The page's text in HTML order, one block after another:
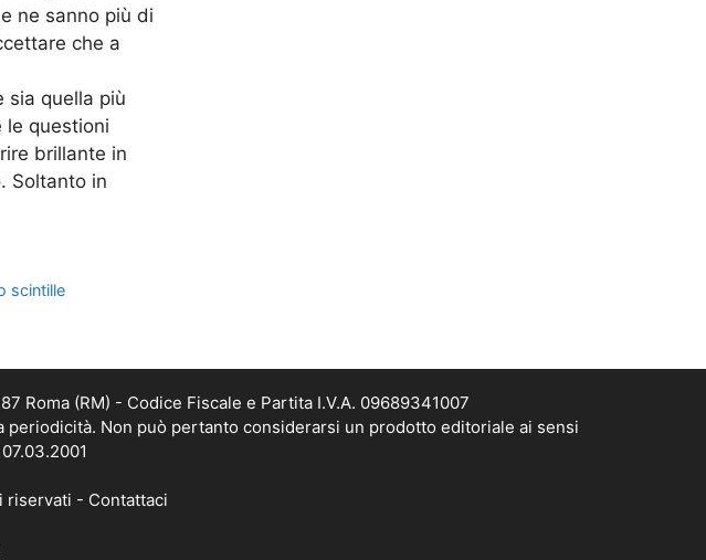
ne sanno più di
che a
sia quella più
le questioni
brillante in
Soltanto in
scintille
Roma (RM) - Codice Fiscale e Partita I.V.A. 09689341007
Non può pertanto considerarsi un prodotto editoriale ai sensi
riservati - Contattaci